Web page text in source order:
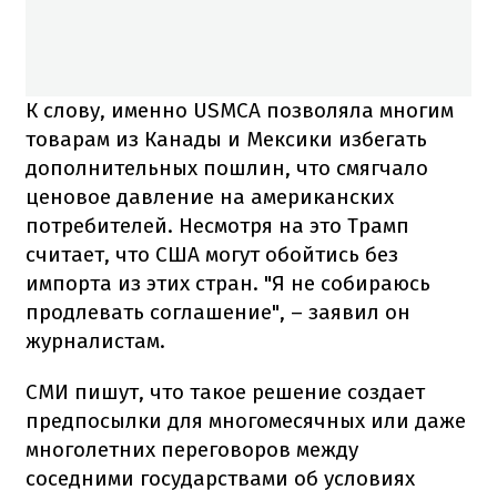
К слову, именно USMCA позволяла многим
товарам из Канады и Мексики избегать
дополнительных пошлин, что смягчало
ценовое давление на американских
потребителей. Несмотря на это Трамп
считает, что США могут обойтись без
импорта из этих стран. "Я не собираюсь
продлевать соглашение", – заявил он
журналистам.
СМИ пишут, что такое решение создает
предпосылки для многомесячных или даже
многолетних переговоров между
соседними государствами об условиях